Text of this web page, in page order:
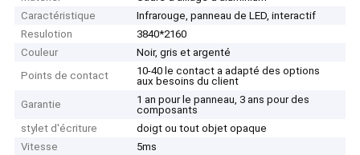
Caractéristique
Infrarouge, panneau de LED, interactif
Resulotion
3840*2160
Couleur
Noir, gris et argenté
Points de contact
10-40 le contact a adapté des options
aux besoins du client
Garantie
1 an pour le panneau, 3 ans pour des
composants
stylet d'écriture
doigt ou tout objet opaque
Vitesse
5ms